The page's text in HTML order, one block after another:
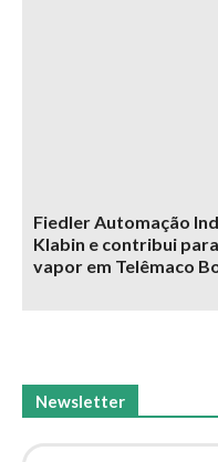
Fiedler Automação
Klabin e contribui
vapor em Telêmaco
Newsletter